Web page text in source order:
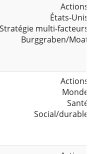
Actions
États-Unis
Stratégie multi-facteurs
Burggraben/Moat
Actions
Monde
Santé
Social/durable